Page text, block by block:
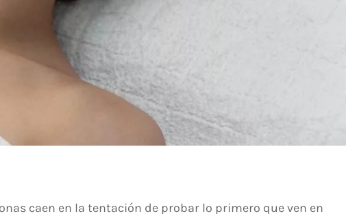
caen en la tentación de probar lo primero que ven en